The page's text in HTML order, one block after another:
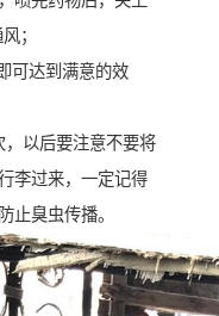
；
可达到满意的效
以后要注意不要将
李过来，一定记得
止臭虫传播。